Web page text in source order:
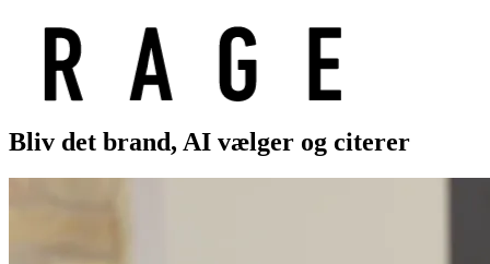
Bliv det brand, AI vælger og citerer